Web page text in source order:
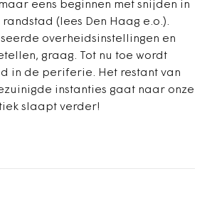
eens beginnen met snijden in
(lees Den Haag e.o.).
overheidsinstellingen en
graag. Tot nu toe wordt
in de periferie. Het restant van
instanties gaat naar onze
slaapt verder!